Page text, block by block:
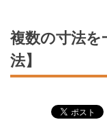
複数の寸法を
法】